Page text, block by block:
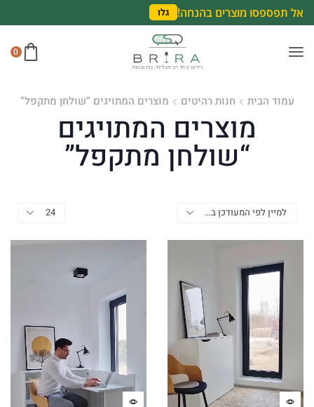
אל תפספסו מוצרים בהנחה! גלו
0
עמוד הבית חנות רהיטים מוצרים המתויגים “שולחן מתקפל”
מוצרים המתויגים
“שולחן מתקפל”